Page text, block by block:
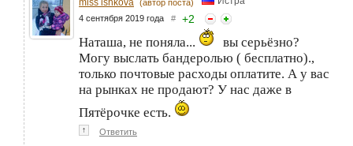
(автор поста)
4 сентября 2019 года # +2
Наташа, не поняла...
вы серьёзно?
Могу выслать бандеролью ( бесплатно).,
только почтовые расходы оплатите. А у вас
на рынках не продают? У нас даже в
Пятёрочке есть.
↑ Ответить